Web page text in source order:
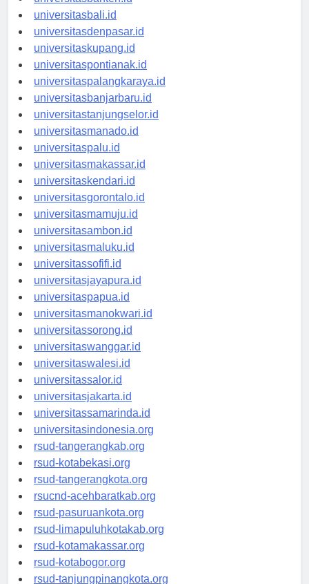
universitasbanten.id
universitasbali.id
universitasdenpasar.id
universitaskupang.id
universitaspontianak.id
universitaspalangkaraya.id
universitasbanjarbaru.id
universitastanjungselor.id
universitasmanado.id
universitaspalu.id
universitasmakassar.id
universitaskendari.id
universitasgorontalo.id
universitasmamuju.id
universitasambon.id
universitasmaluku.id
universitassofifi.id
universitasjayapura.id
universitaspapua.id
universitasmanokwari.id
universitassorong.id
universitaswanggar.id
universitaswalesi.id
universitassalor.id
universitasjakarta.id
universitassamarinda.id
universitasindonesia.org
rsud-tangerangkab.org
rsud-kotabekasi.org
rsud-tangerangkota.org
rsucnd-acehbaratkab.org
rsud-pasuruankota.org
rsud-limapuluhkotakab.org
rsud-kotamakassar.org
rsud-kotabogor.org